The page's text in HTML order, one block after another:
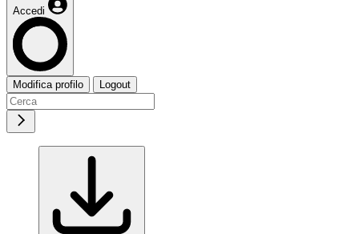
Accedi
Modifica profilo Logout